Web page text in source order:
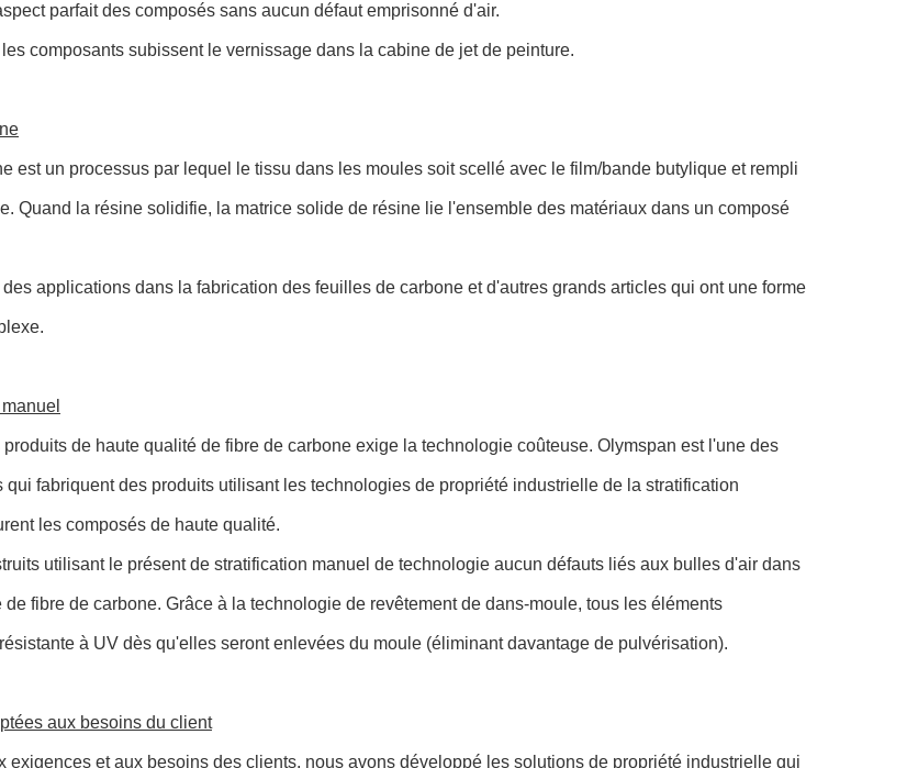
parfait des composés sans aucun défaut emprisonné d'air.
composants subissent le vernissage dans la cabine de jet de peinture.
est un processus par lequel le tissu dans les moules soit scellé avec le film/bande butylique et rempli
Quand la résine solidifie, la matrice solide de résine lie l'ensemble des matériaux dans un composé
applications dans la fabrication des feuilles de carbone et d'autres grands articles qui ont une forme
produits de haute qualité de fibre de carbone exige la technologie coûteuse. Olymspan est l'une des
qui fabriquent des produits utilisant les technologies de propriété industrielle de la stratification
les composés de haute qualité.
utilisant le présent de stratification manuel de technologie aucun défauts liés aux bulles d'air dans
de fibre de carbone. Grâce à la technologie de revêtement de dans-moule, tous les éléments
à UV dès qu'elles seront enlevées du moule (éliminant davantage de pulvérisation).
aux besoins du client
exigences et aux besoins des clients, nous avons développé les solutions de propriété industrielle qui